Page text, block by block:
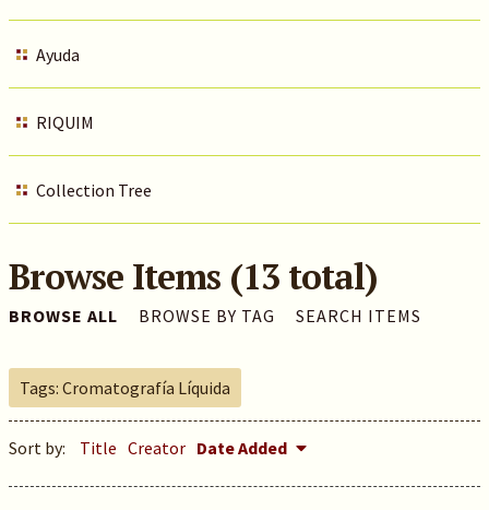
Ayuda
RIQUIM
Collection Tree
Browse Items (13 total)
BROWSE ALL BROWSE BY TAG SEARCH ITEMS
Tags: Cromatografía Líquida
Sort by: Title Creator Date Added